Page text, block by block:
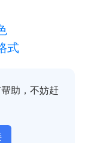
式
助，不妨赶